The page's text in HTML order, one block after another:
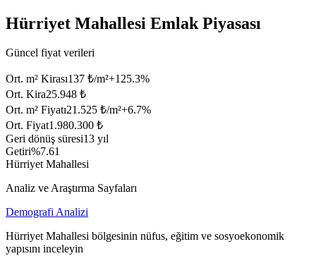
Hürriyet Mahallesi Emlak Piyasası
Güncel fiyat verileri
Ort. m² Kirası137 ₺/m²+125.3%
Ort. Kira25.948 ₺
Ort. m² Fiyatı21.525 ₺/m²+6.7%
Ort. Fiyat1.980.300 ₺
Geri dönüş süresi13 yıl
Getiri%7.61
Hürriyet Mahallesi
Analiz ve Araştırma Sayfaları
Demografi Analizi
Hürriyet Mahallesi bölgesinin nüfus, eğitim ve sosyoekonomik
yapısını inceleyin